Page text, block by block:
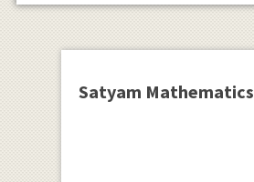
Satyam Mathematics